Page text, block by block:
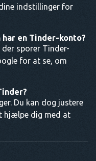
indstillinger for
har en Tinder-konto?
sporer Tinder-
for at se, om
Du kan dog justere
hjælpe dig med at